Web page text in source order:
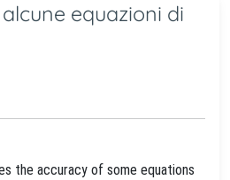
equazioni di
the accuracy of some equations